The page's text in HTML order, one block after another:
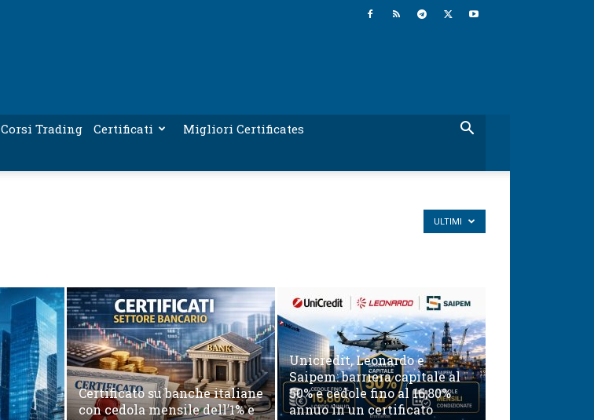
Corsi Trading Certificati
Migliori Certificates
ULTIMI
Certificato su banche italiane
con cedola mensile dell’1% e
Unicredit, Leonardo e
Saipem: barriera capitale al
50% e cedole fino al 16,80%
annuo in un certificato